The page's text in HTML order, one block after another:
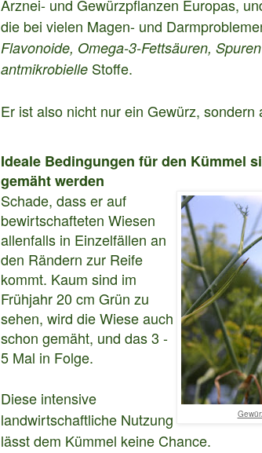
Arznei- und Gewürzpflanzen Europas,
die bei vielen Magen- und
Flavonoide, Omega-3-Fettsäuren,
antmikrobielle Stoffe.
Er ist also nicht nur ein Gewürz, sondern
Ideale Bedingungen für den Kümmel
gemäht werden
Schade, dass er auf
bewirtschafteten Wiesen
allenfalls in Einzelfällen an
den Rändern zur Reife
kommt. Kaum sind im
Frühjahr 20 cm Grün zu
sehen, wird die Wiese auch
schon gemäht, und das 3 -
5 Mal in Folge.
Diese intensive
landwirtschaftliche Nutzung
lässt dem Kümmel keine Chance.